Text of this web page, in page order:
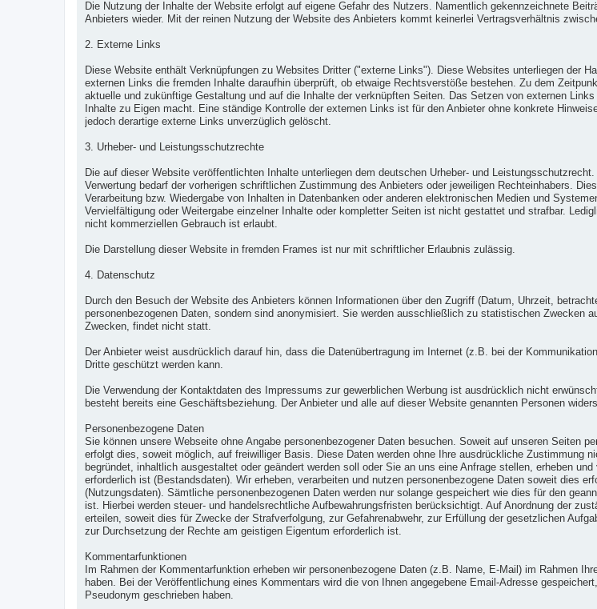
Die Nutzung der Inhalte der Website erfolgt auf eigene Gefahr des Nutzers. Namentlich gekennzeichnete
Anbieters wieder. Mit der reinen Nutzung der Website des Anbieters kommt keinerlei Vertragsverhältnis
2. Externe Links
Diese Website enthält Verknüpfungen zu Websites Dritter ("externe Links"). Diese Websites unterliegen der
externen Links die fremden Inhalte daraufhin überprüft, ob etwaige Rechtsverstöße bestehen. Zu dem
aktuelle und zukünftige Gestaltung und auf die Inhalte der verknüpften Seiten. Das Setzen von externen
Inhalte zu Eigen macht. Eine ständige Kontrolle der externen Links ist für den Anbieter ohne konkrete
jedoch derartige externe Links unverzüglich gelöscht.
3. Urheber- und Leistungsschutzrechte
Die auf dieser Website veröffentlichten Inhalte unterliegen dem deutschen Urheber- und
Verwertung bedarf der vorherigen schriftlichen Zustimmung des Anbieters oder jeweiligen Rechteinhabers.
Verarbeitung bzw. Wiedergabe von Inhalten in Datenbanken oder anderen elektronischen Medien und
Vervielfältigung oder Weitergabe einzelner Inhalte oder kompletter Seiten ist nicht gestattet und strafbar.
nicht kommerziellen Gebrauch ist erlaubt.
Die Darstellung dieser Website in fremden Frames ist nur mit schriftlicher Erlaubnis zulässig.
4. Datenschutz
Durch den Besuch der Website des Anbieters können Informationen über den Zugriff (Datum, Uhrzeit,
personenbezogenen Daten, sondern sind anonymisiert. Sie werden ausschließlich zu statistischen Zwecken
Zwecken, findet nicht statt.
Der Anbieter weist ausdrücklich darauf hin, dass die Datenübertragung im Internet (z.B. bei der
Dritte geschützt werden kann.
Die Verwendung der Kontaktdaten des Impressums zur gewerblichen Werbung ist ausdrücklich nicht
besteht bereits eine Geschäftsbeziehung. Der Anbieter und alle auf dieser Website genannten Personen
Personenbezogene Daten
Sie können unsere Webseite ohne Angabe personenbezogener Daten besuchen. Soweit auf unseren Seiten
erfolgt dies, soweit möglich, auf freiwilliger Basis. Diese Daten werden ohne Ihre ausdrückliche Zustimmung
begründet, inhaltlich ausgestaltet oder geändert werden soll oder Sie an uns eine Anfrage stellen, erheben
erforderlich ist (Bestandsdaten). Wir erheben, verarbeiten und nutzen personenbezogene Daten soweit dies
(Nutzungsdaten). Sämtliche personenbezogenen Daten werden nur solange gespeichert wie dies für den
ist. Hierbei werden steuer- und handelsrechtliche Aufbewahrungsfristen berücksichtigt. Auf Anordnung der
erteilen, soweit dies für Zwecke der Strafverfolgung, zur Gefahrenabwehr, zur Erfüllung der gesetzlichen
zur Durchsetzung der Rechte am geistigen Eigentum erforderlich ist.
Kommentarfunktionen
Im Rahmen der Kommentarfunktion erheben wir personenbezogene Daten (z.B. Name, E-Mail) im Rahmen
haben. Bei der Veröffentlichung eines Kommentars wird die von Ihnen angegebene Email-Adresse
Pseudonym geschrieben haben.